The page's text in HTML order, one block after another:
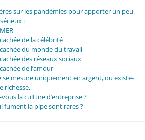
sur les pandémies pour apporter un peu
:
de la célébrité
cachée du monde du travail
des réseaux sociaux
de l’amour
se mesure uniquement en argent, ou existe-
richesse,
la culture d’entreprise ?
fument la pipe sont rares ?